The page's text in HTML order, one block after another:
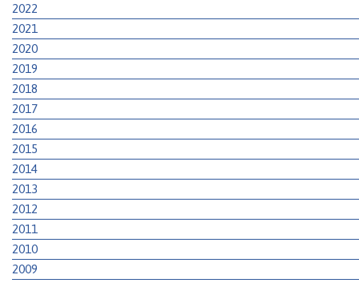
2022
2021
2020
2019
2018
2017
2016
2015
2014
2013
2012
2011
2010
2009